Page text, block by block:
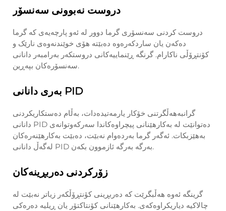
دروست نەبوونی سەنسۆر
دروست کردنی سەنسۆری گرما دوور لە ئەو پارچەیەی کە گرما
دەکەن یان ساردکەرەوە دەبێتە هۆی خوێندنەوەی نارێک و
کۆنتڕۆڵی ناکارام. گرنگە ڕێنماییەکانی دروستکەر بەرامبەر دانانی
سەنسۆرەکان بپەڕین.
بەری دانانی PID
گرانبەهەڵگرتنی خۆکار یارمەتیدەدات، بەڵام دەستکاریکردنی
دانانی PID دەتوانێت لە بەکارهێنانی پیچراوەکاندا سەرکەوتوانەی
بەهێزبکات. ئەگەر گرما بەردەوام نەبێت، دەبێت بەکارهێنەرەکان
لەگەڵ دانانی PID بەرگە بەرگە ئازموون بکەن.
زۆرکردنی دەربڕینەکان
گرینگە ئەوە هەڵبگرێت کە دەربڕینی کۆنتڕۆڵکەر زیاتر نەبێت لە
چالاکیە دیاریکراوەکەی. بەکارهێنانی کۆنتاکتۆر یان ڕیلیە دەرەکی